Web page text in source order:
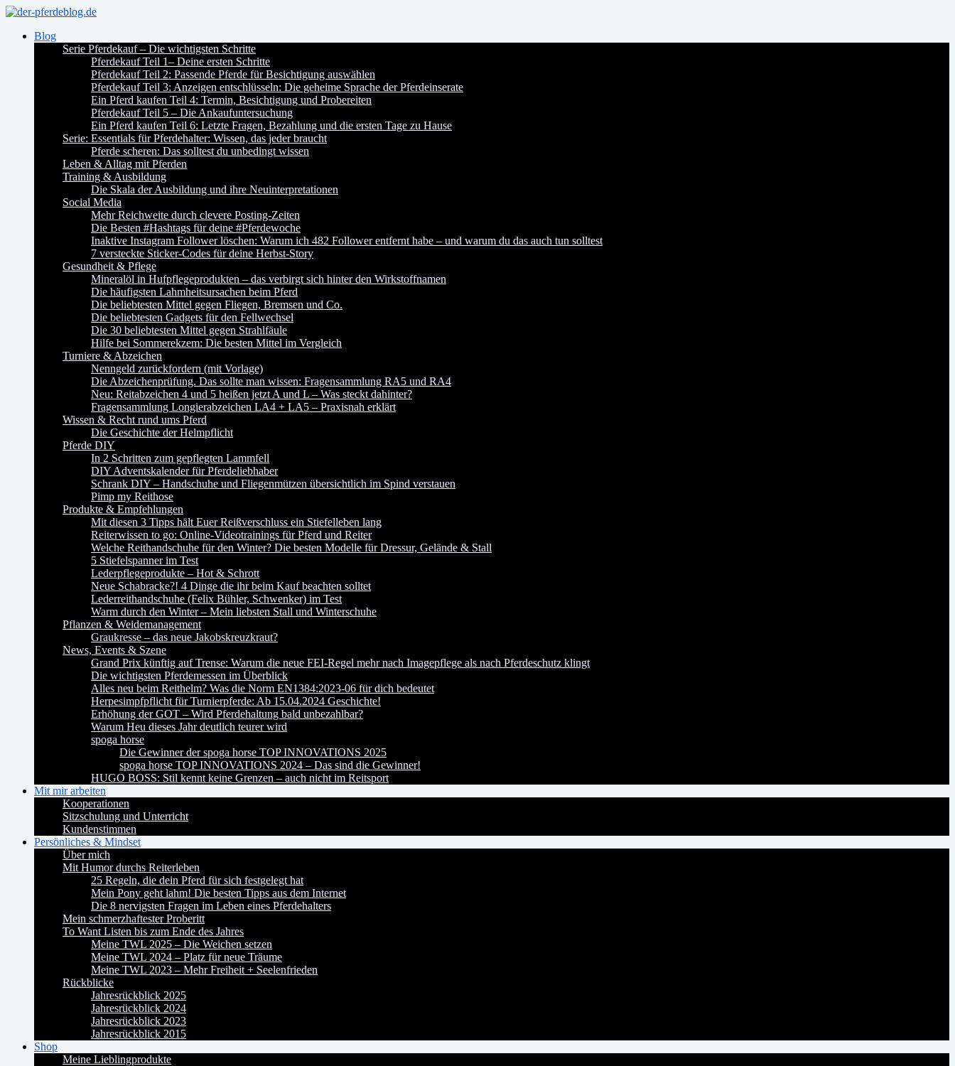
Blog
Serie Pferdekauf – Die wichtigsten Schritte
Pferdekauf Teil 1– Deine ersten Schritte
Pferdekauf Teil 2: Passende Pferde für Besichtigung auswählen
Pferdekauf Teil 3: Anzeigen entschlüsseln: Die geheime Sprache der Pferdeinserate
Ein Pferd kaufen Teil 4: Termin, Besichtigung und Probereiten
Pferdekauf Teil 5 – Die Ankaufuntersuchung
Ein Pferd kaufen Teil 6: Letzte Fragen, Bezahlung und die ersten Tage zu Hause
Serie: Essentials für Pferdehalter: Wissen, das jeder braucht
Pferde scheren: Das solltest du unbedingt wissen
Leben & Alltag mit Pferden
Training & Ausbildung
Die Skala der Ausbildung und ihre Neuinterpretationen
Social Media
Mehr Reichweite durch clevere Posting-Zeiten
Die Besten #Hashtags für deine #Pferdewoche
Inaktive Instagram Follower löschen: Warum ich 482 Follower entfernt habe – und warum du das auch tun solltest
7 versteckte Sticker-Codes für deine Herbst-Story
Gesundheit & Pflege
Mineralöl in Hufpflegeprodukten – das verbirgt sich hinter den Wirkstoffnamen
Die häufigsten Lahmheitsursachen beim Pferd
Die beliebtesten Mittel gegen Fliegen, Bremsen und Co.
Die beliebtesten Gadgets für den Fellwechsel
Die 30 beliebtesten Mittel gegen Strahlfäule
Hilfe bei Sommerekzem: Die besten Mittel im Vergleich
Turniere & Abzeichen
Nenngeld zurückfordern (mit Vorlage)
Die Abzeichenprüfung. Das sollte man wissen: Fragensammlung RA5 und RA4
Neu: Reitabzeichen 4 und 5 heißen jetzt A und L – Was steckt dahinter?
Fragensammlung Longierabzeichen LA4 + LA5 – Praxisnah erklärt
Wissen & Recht rund ums Pferd
Die Geschichte der Helmpflicht
Pferde DIY
In 2 Schritten zum gepflegten Lammfell
DIY Adventskalender für Pferdeliebhaber
Schrank DIY – Handschuhe und Fliegenmützen übersichtlich im Spind verstauen
Pimp my Reithose
Produkte & Empfehlungen
Mit diesen 3 Tipps hält Euer Reißverschluss ein Stiefelleben lang
Reiterwissen to go: Online-Videotrainings für Pferd und Reiter
Welche Reithandschuhe für den Winter? Die besten Modelle für Dressur, Gelände & Stall
5 Stiefelspanner im Test
Lederpflegeprodukte – Hot & Schrott
Neue Schabracke?! 4 Dinge die ihr beim Kauf beachten solltet
Lederreithandschuhe (Felix Bühler, Schwenker) im Test
Warm durch den Winter – Mein liebsten Stall und Winterschuhe
Pflanzen & Weidemanagement
Graukresse – das neue Jakobskreuzkraut?
News, Events & Szene
Grand Prix künftig auf Trense: Warum die neue FEI-Regel mehr nach Imagepflege als nach Pferdeschutz klingt
Die wichtigsten Pferdemessen im Überblick
Alles neu beim Reithelm? Was die Norm EN1384:2023-06 für dich bedeutet
Herpesimpfpflicht für Turnierpferde: Ab 15.04.2024 Geschichte!
Erhöhung der GOT – Wird Pferdehaltung bald unbezahlbar?
Warum Heu dieses Jahr deutlich teurer wird
spoga horse
Die Gewinner der spoga horse TOP INNOVATIONS 2025
spoga horse TOP INNOVATIONS 2024 – Das sind die Gewinner!
HUGO BOSS: Stil kennt keine Grenzen – auch nicht im Reitsport
Mit mir arbeiten
Kooperationen
Sitzschulung und Unterricht
Kundenstimmen
Persönliches & Mindset
Über mich
Mit Humor durchs Reiterleben
25 Regeln, die dein Pferd für sich festgelegt hat
Mein Pony geht lahm! Die besten Tipps aus dem Internet
Die 8 nervigsten Fragen im Leben eines Pferdehalters
Mein schmerzhaftester Proberitt
To Want Listen bis zum Ende des Jahres
Meine TWL 2025 – Die Weichen setzen
Meine TWL 2024 – Platz für neue Träume
Meine TWL 2023 – Mehr Freiheit + Seelenfrieden
Rückblicke
Jahresrückblick 2025
Jahresrückblick 2024
Jahresrückblick 2023
Jahresrückblick 2015
Shop
Meine Lieblingprodukte